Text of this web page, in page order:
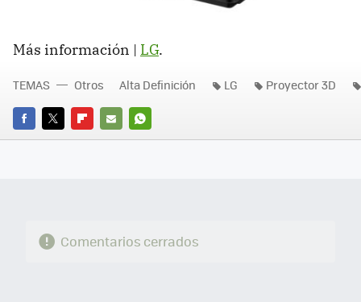
Más información | LG.
FACEBOOK
TWITTERFLIPBOARD
E-
WHATSAPP
TEMAS Otros Alta Definición LG Proyector 3D
Comentarios cerrados